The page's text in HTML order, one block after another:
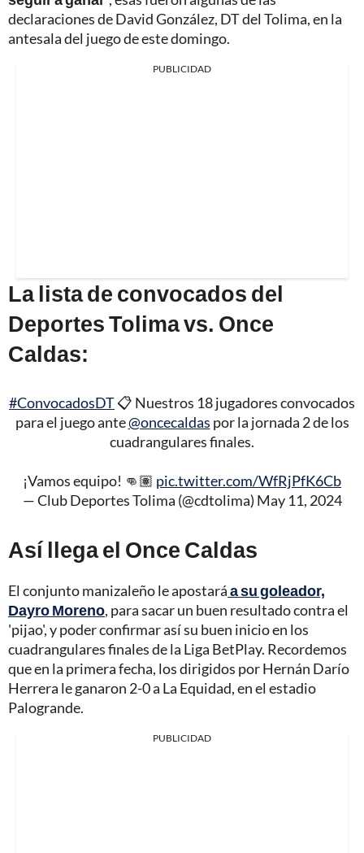
declaraciones de David González, DT del Tolima, en la
antesala del juego de este domingo.
PUBLICIDAD
La lista de convocados del
Deportes Tolima vs. Once
Caldas:
#ConvocadosDT📋 Nuestros 18 jugadores convocados
para el juego ante@oncecaldas por la jornada 2 de los
cuadrangulares finales.
¡Vamos equipo! 👊🏽 pic.twitter.com/WfRjPfK6Cb
— Club Deportes Tolima (@cdtolima) May 11, 2024
Así llega el Once Caldas
El conjunto manizaleño le apostaráa su goleador,
Dayro Moreno, para sacar un buen resultado contra el
'pijao', y poder confirmar así su buen inicio en los
cuadrangulares finales de la Liga BetPlay. Recordemos
que en la primera fecha, los dirigidos por Hernán Darío
Herrera le ganaron 2-0 a La Equidad, en el estadio
Palogrande.
PUBLICIDAD